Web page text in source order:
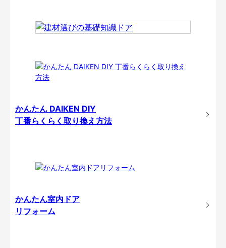
かんたん DAIKEN DIY
丁番らくらく取り換え方法
かんたん室内ドア
リフォーム